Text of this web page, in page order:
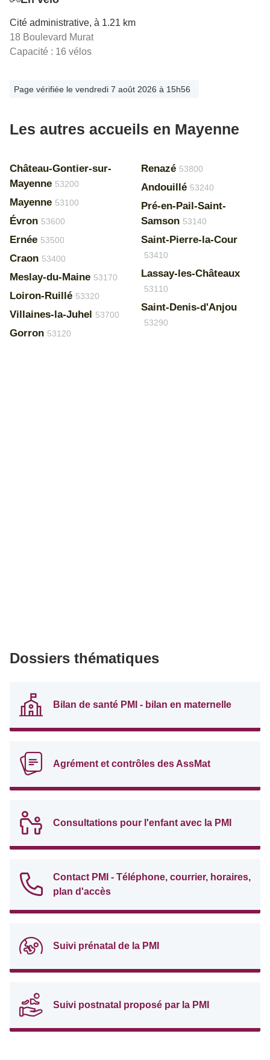
Cité administrative, à 1.21 km
18 Boulevard Murat
Capacité : 16 vélos
Page vérifiée le vendredi 7 août 2026 à 15h56
Les autres accueils en Mayenne
Château-Gontier-sur-
Mayenne 53200
Mayenne 53100
Évron 53600
Ernée 53500
Craon 53400
Meslay-du-Maine 53170
Loiron-Ruillé 53320
Villaines-la-Juhel 53700
Gorron 53120
Renazé 53800
Andouillé 53240
Pré-en-Pail-Saint-
Samson 53140
Saint-Pierre-la-Cour
53410
Lassay-les-Châteaux
53110
Saint-Denis-d'Anjou
53290
Dossiers thématiques
Bilan de santé PMI - bilan en maternelle
Agrément et contrôles des AssMat
Consultations pour l'enfant avec la PMI
Contact PMI - Téléphone, courrier, horaires,
plan d'accès
Suivi prénatal de la PMI
Suivi postnatal proposé par la PMI